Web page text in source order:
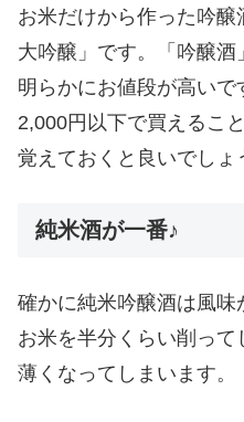
お米だけから作った吟
大吟醸」です。「吟醸酒
明らかにお値段が高い
2,000円以下で買えるこ
覚えておくと良いでしょ
純米酒が一番♪
確かに純米吟醸酒は風味
お米を半分くらい削っ
薄くなってしまいます。